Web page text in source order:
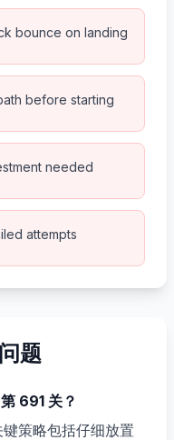
bounce on landing
before starting
needed
attempts
题
691 关？
策略包括仔细放置